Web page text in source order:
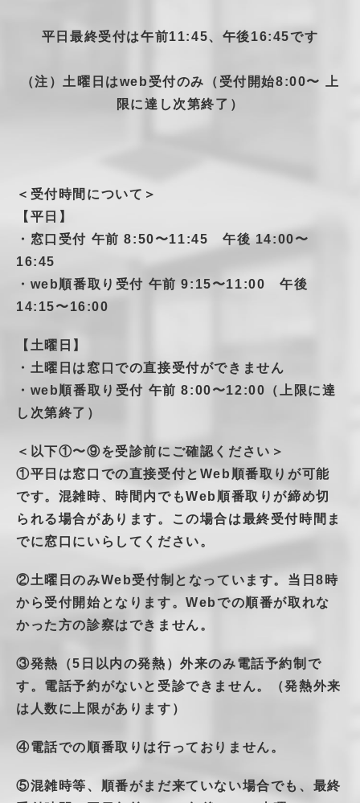
平日最終受付は午前11:45、午後16:45です
（注）土曜日はweb受付のみ（受付開始8:00〜 上
限に達し次第終了）
＜受付時間について＞
【平日】
・窓口受付 午前 8:50〜11:45 午後 14:00〜
16:45
・web順番取り受付 午前 9:15〜11:00 午後
14:15〜16:00
【土曜日】
・土曜日は窓口での直接受付ができません
・web順番取り受付 午前 8:00〜12:00（上限に達
し次第終了）
＜以下①〜⑨を受診前にご確認ください＞
①平日は窓口での直接受付とWeb順番取りが可能
です。混雑時、時間内でもWeb順番取りが締め切
られる場合があります。この場合は最終受付時間ま
でに窓口にいらしてください。
②土曜日のみWeb受付制となっています。当日8時
から受付開始となります。Webでの順番が取れな
かった方の診察はできません。
③発熱（5日以内の発熱）外来のみ電話予約制で
す。電話予約がないと受診できません。（発熱外来
は人数に上限があります）
④電話での順番取りは行っておりません。
⑤混雑時等、順番がまだ来ていない場合でも、最終